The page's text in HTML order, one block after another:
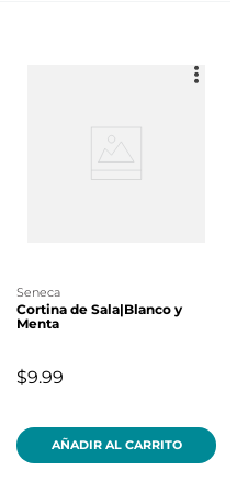
seneca
Cortina de Sala|Blanco y
Menta
$9.99
AÑADIR AL CARRITO